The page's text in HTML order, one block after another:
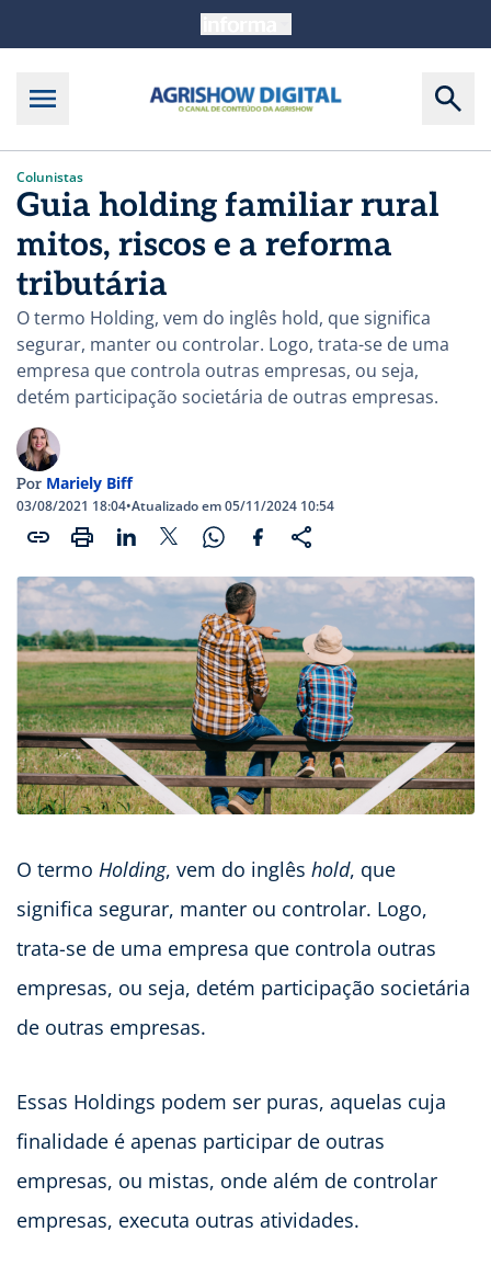
Colunistas
Guia holding familiar rural
mitos, riscos e a reforma
tributária
O termo Holding, vem do inglês hold, que significa
segurar, manter ou controlar. Logo, trata-se de uma
empresa que controla outras empresas, ou seja,
detém participação societária de outras empresas.
Por Mariely Biff
03/08/2021 18:04•Atualizado em 05/11/2024 10:54
O termo Holding, vem do inglês hold, que
significa segurar, manter ou controlar. Logo,
trata-se de uma empresa que controla outras
empresas, ou seja, detém participação societária
de outras empresas.
Essas Holdings podem ser puras, aquelas cuja
finalidade é apenas participar de outras
empresas, ou mistas, onde além de controlar
empresas, executa outras atividades.